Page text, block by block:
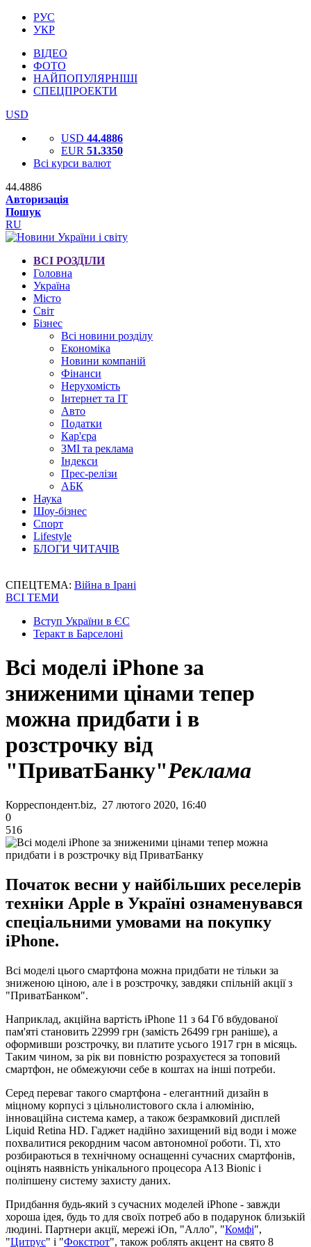
РУС
УКР
ВІДЕО
ФОТО
НАЙПОПУЛЯРНІШІ
СПЕЦПРОЕКТИ
USD
USD 44.4886
EUR 51.3350
Всі курси валют
44.4886
Авторизація
Пошук
RU
ВСІ РОЗДІЛИ
Головна
Україна
Місто
Світ
Бізнес
Всі новини розділу
Економіка
Новини компаній
Фінанси
Нерухомість
Інтернет та IT
Авто
Податки
Кар'єра
ЗМІ та реклама
Індекси
Прес-релізи
АБК
Наука
Шоу-бізнес
Спорт
Lifestyle
БЛОГИ ЧИТАЧІВ
СПЕЦТЕМА: Війна в Ірані
ВСІ ТЕМИ
Вступ України в ЄС
Теракт в Барселоні
Всі моделі iPhone за
зниженими цінами тепер
можна придбати і в
розстрочку від
"ПриватБанку"Реклама
Корреспондент.biz, 27 лютого 2020, 16:40
0
516
Початок весни у найбільших реселерів
техніки Apple в Україні ознаменувався
спеціальними умовами на покупку
iPhone.
Всі моделі цього смартфона можна придбати не тільки за
зниженою ціною, але і в розстрочку, завдяки спільній акції з
"ПриватБанком".
Наприклад, акційна вартість iPhone 11 з 64 Гб вбудованої
пам'яті становить 22999 грн (замість 26499 грн раніше), а
оформивши розстрочку, ви платите усього 1917 грн в місяць.
Таким чином, за рік ви повністю розрахуєтеся за топовий
смартфон, не обмежуючи себе в коштах на інші потреби.
Серед переваг такого смартфона - елегантний дизайн в
міцному корпусі з цільнолистового скла і алюмінію,
інноваційна система камер, а також безрамковий дисплей
Liquid Retina HD. Гаджет надійно захищений від води і може
похвалитися рекордним часом автономної роботи. Ті, хто
розбираються в технічному оснащенні сучасних смартфонів,
оцінять наявність унікального процесора A13 Bionic і
поліпшену систему захисту даних.
Придбання будь-який з сучасних моделей iPhone - завжди
хороша ідея, будь то для своїх потреб або в подарунок близькій
людині. Партнери акції, мережі iOn, "Алло", "Комфі",
"Цитрус" і "Фокстрот", також роблять акцент на свято 8